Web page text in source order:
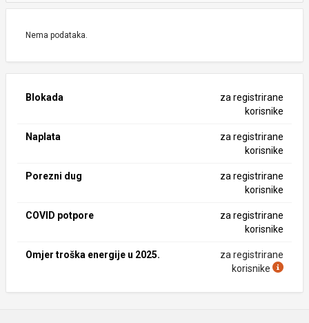
Nema podataka.
Blokada
za registrirane
korisnike
Naplata
za registrirane
korisnike
Porezni dug
za registrirane
korisnike
COVID potpore
za registrirane
korisnike
Omjer troška energije u 2025.
za registrirane
korisnike